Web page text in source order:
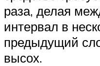
раза, делая
интервал в
предыдущий
высох.